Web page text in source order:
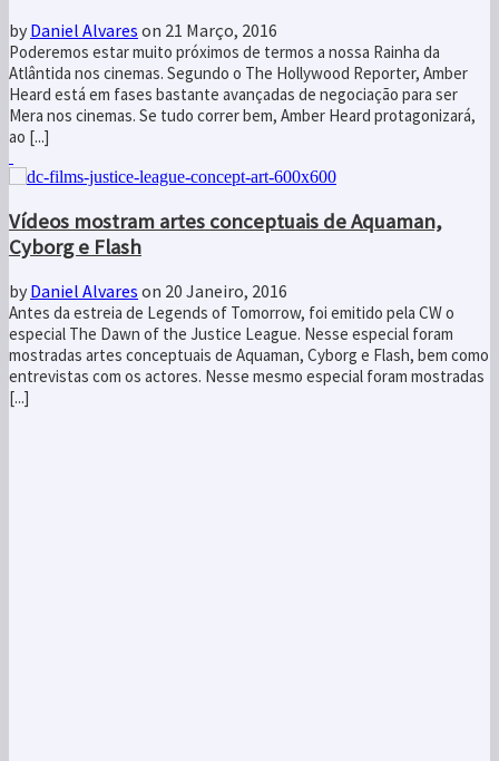
by Daniel Alvares on 21 Março, 2016
Poderemos estar muito próximos de termos a nossa Rainha da
Atlântida nos cinemas. Segundo o The Hollywood Reporter, Amber
Heard está em fases bastante avançadas de negociação para ser
Mera nos cinemas. Se tudo correr bem, Amber Heard protagonizará,
ao [...]
Vídeos mostram artes conceptuais de Aquaman,
Cyborg e Flash
by Daniel Alvares on 20 Janeiro, 2016
Antes da estreia de Legends of Tomorrow, foi emitido pela CW o
especial The Dawn of the Justice League. Nesse especial foram
mostradas artes conceptuais de Aquaman, Cyborg e Flash, bem como
entrevistas com os actores. Nesse mesmo especial foram mostradas
[...]